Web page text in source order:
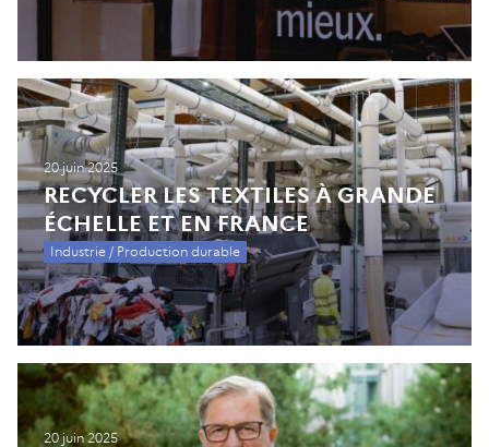
Industrie / Production durable
RECYCLER LES TEXTILES À GRANDE
ÉCHELLE ET EN FRANCE
20 juin 2025
20 juin 2025